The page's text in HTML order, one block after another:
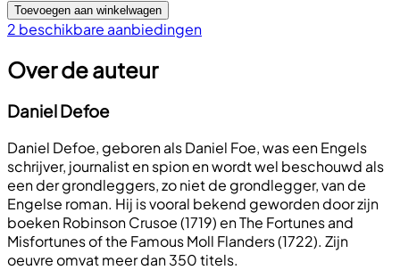
Toevoegen aan winkelwagen
2 beschikbare aanbiedingen
Over de auteur
Daniel Defoe
Daniel Defoe, geboren als Daniel Foe, was een Engels
schrijver, journalist en spion en wordt wel beschouwd als
een der grondleggers, zo niet de grondlegger, van de
Engelse roman. Hij is vooral bekend geworden door zijn
boeken Robinson Crusoe (1719) en The Fortunes and
Misfortunes of the Famous Moll Flanders (1722). Zijn
oeuvre omvat meer dan 350 titels.